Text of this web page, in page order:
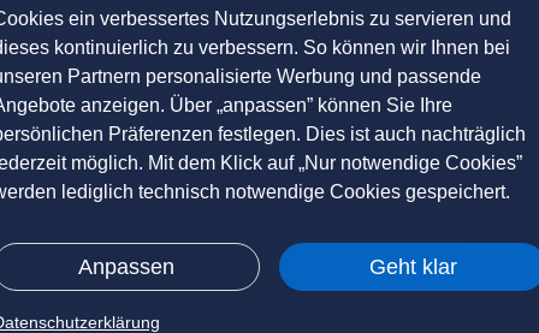
ein verbessertes Nutzungserlebnis zu servieren und
kontinuierlich zu verbessern. So können wir Ihnen bei
Partnern personalisierte Werbung und passende
anzeigen. Über „anpassen” können Sie Ihre
Präferenzen festlegen. Dies ist auch nachträglich
möglich. Mit dem Klick auf „Nur notwendige Cookies”
lediglich technisch notwendige Cookies gespeichert.
Anpassen Geht klar